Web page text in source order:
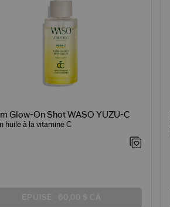
Glow-On Shot WASO YUZU-C
huile à la vitamine C
ÉPUISÉ 60,00 $ CA